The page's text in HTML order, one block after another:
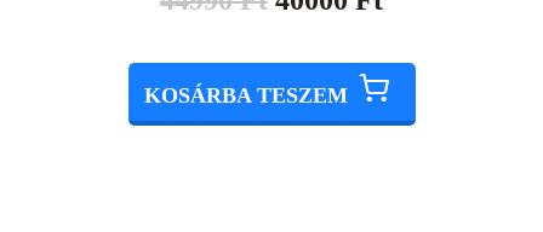
KOSÁRBA TESZEM